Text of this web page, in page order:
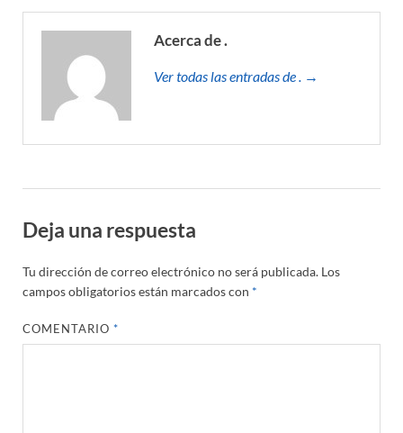
Acerca de .
Ver todas las entradas de . →
Deja una respuesta
Tu dirección de correo electrónico no será publicada. Los
campos obligatorios están marcados con *
COMENTARIO*